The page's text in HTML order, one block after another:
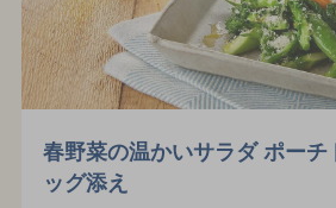
春野菜の温かいサラダ ポーチ
ッグ添え